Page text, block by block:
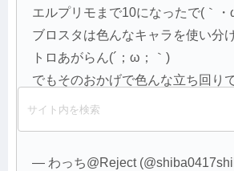
エルプリモまで10になったで(｀・
ブロスタは色んなキャラを使い分
トロあがらん(´；ω；｀)
でもそのおかげで色んな立ち回り
PSも上がるけんおkおk！
— わっち@Reject